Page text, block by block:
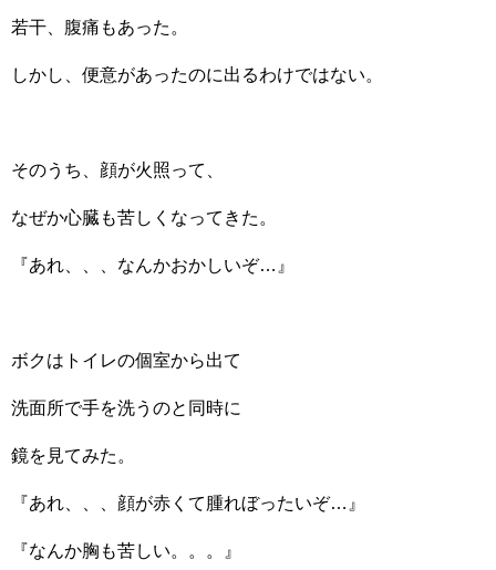
若干、腹痛もあった。
しかし、便意があったのに出るわけではない。
そのうち、顔が火照って、
なぜか心臓も苦しくなってきた。
『あれ、、、なんかおかしいぞ…』
ボクはトイレの個室から出て
洗面所で手を洗うのと同時に
鏡を見てみた。
『あれ、、、顔が赤くて腫れぼったいぞ…』
『なんか胸も苦しい。。。』